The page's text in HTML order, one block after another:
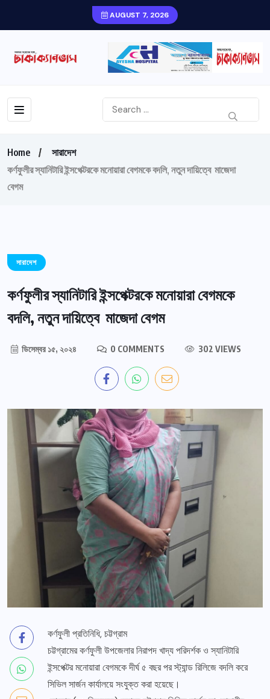
AUGUST 7, 2026
Home
সারাদেশ
কর্ণফুলীর স্যানিটারি ইন্সপেক্টরকে মনোয়ারা বেগমকে বদলি, নতুন দায়িত্বে মাজেদা
বেগম
সারাদেশ
কর্ণফুলীর স্যানিটারি ইন্সপেক্টরকে মনোয়ারা বেগমকে
বদলি, নতুন দায়িত্বে মাজেদা বেগম
ডিসেম্বর ১৫, ২০২৪ 0 COMMENTS 302 VIEWS
কর্ণফুলী প্রতিনিধি, চট্টগ্রাম
চট্টগ্রামের কর্ণফুলী উপজেলার নিরাপদ খাদ্য পরিদর্শক ও স্যানিটারি
ইন্সপেক্টর মনোয়ারা বেগমকে দীর্ঘ ৫ বছর পর স্ট্যান্ড রিলিজে বদলি করে
সিভিল সার্জন কার্যালয়ে সংযুক্ত করা হয়েছে।